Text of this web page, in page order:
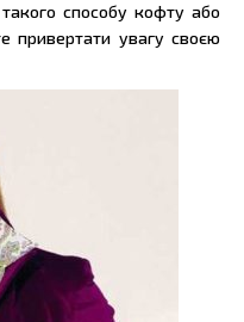
способу кофту або
привертати увагу своєю